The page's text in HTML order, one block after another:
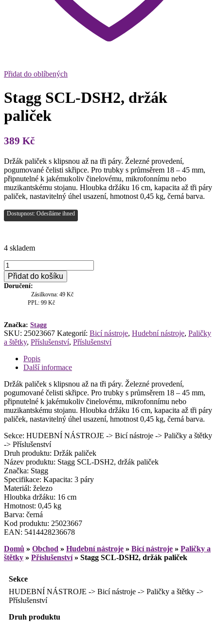
Přidat do oblíbených
Stagg SCL-DSH2, držák
paliček
389 Kč
Držák paliček s klipsnou až na tři páry. Železné provedení,
pogumované čelisti skřipce. Pro trubky s průmsěrem 18 – 45 mm,
připnutelné k jakémukoliv činelovému, mikrofonnímu nebo
muzikantskému stojanu. Hloubka držáku 16 cm, kapacita až tři páry
paliček, nastavitelný úhel usazení, hmotnost 0,45 kg, černá barva.
Dostupnost: Odesíláme ihned
4 skladem
Stagg
SCL-
DSH2,
držák
Přidat do košíku
Doručení:
Zásilkovna: 49 Kč
PPL: 99 Kč
Značka: Stagg
SKU: 25023667 Kategorií: Bicí nástroje, Hudební nástroje, Paličky
a štětky, Příslušenství, Příslušenství
Popis
Další informace
Držák paliček s klipsnou až na tři páry. Železné provedení,
pogumované čelisti skřipce. Pro trubky s průmsěrem 18 – 45 mm,
připnutelné k jakémukoliv činelovému, mikrofonnímu nebo
muzikantskému stojanu. Hloubka držáku 16 cm, kapacita až tři páry
paliček, nastavitelný úhel usazení, hmotnost 0,45 kg, černá barva.
Sekce: HUDEBNÍ NÁSTROJE -> Bicí nástroje -> Paličky a štětky
-> Příslušenství
Druh produktu: Držák paliček
Název produktu: Stagg SCL-DSH2, držák paliček
Značka: Stagg
Specifikace: Kapacita: 3 páry
Materiál: železo
Hloubka držáku: 16 cm
Hmotnost: 0,45 kg
Barva: černá
Kod produktu: 25023667
EAN: 5414428236678
Domů » Obchod » Hudební nástroje » Bicí nástroje » Paličky a
štětky » Příslušenství» Stagg SCL-DSH2, držák paliček
Sekce
HUDEBNÍ NÁSTROJE -> Bicí nástroje -> Paličky a štětky ->
Příslušenství
Druh produktu